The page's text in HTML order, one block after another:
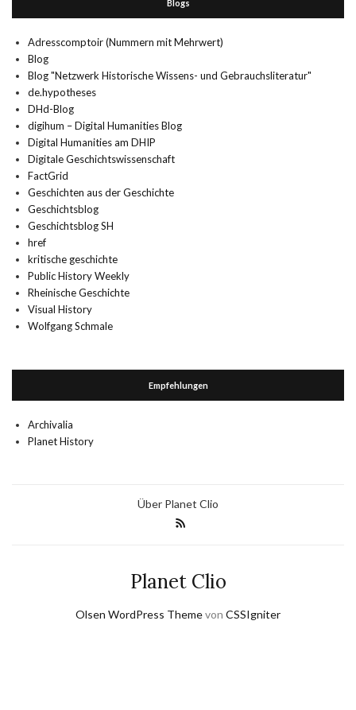
Blogs
Adresscomptoir (Nummern mit Mehrwert)
Blog
Blog "Netzwerk Historische Wissens- und Gebrauchsliteratur"
de.hypotheses
DHd-Blog
digihum – Digital Humanities Blog
Digital Humanities am DHIP
Digitale Geschichtswissenschaft
FactGrid
Geschichten aus der Geschichte
Geschichtsblog
Geschichtsblog SH
href
kritische geschichte
Public History Weekly
Rheinische Geschichte
Visual History
Wolfgang Schmale
Empfehlungen
Archivalia
Planet History
Über Planet Clio
Planet Clio
Olsen WordPress Themevon CSSIgniter